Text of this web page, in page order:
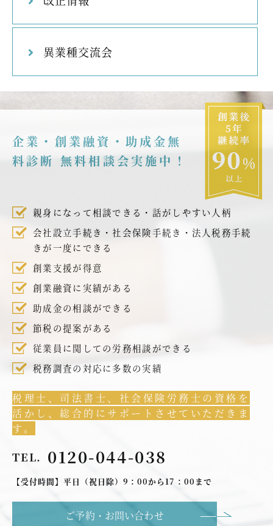
異業種交流会
企業・創業融資・助成金無
料診断 無料相談会実施中！
親身になって相談できる・話がしやすい人柄
会社設立手続き・社会保険手続き・法人税務手続
きが一度にできる
創業支援が得意
創業融資に実績がある
助成金の相談ができる
節税の提案がある
従業員に関しての労務相談ができる
税務調査の対応に多数の実績
税理士、司法書士、社会保険労務士の資格を
活かし、総合的にサポートさせていただきま
す。
TEL. 0120-044-038
【受付時間】平日（祝日除）9：00から17：00まで
ご予約・お問い合わせ